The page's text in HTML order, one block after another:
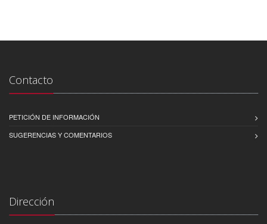
Contacto
PETICIÓN DE INFORMACIÓN
SUGERENCIAS Y COMENTARIOS
Dirección